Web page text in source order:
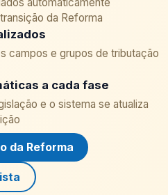
da Reforma
campos e grupos de tributação
a cada fase
e o sistema se atualiza
da Reforma